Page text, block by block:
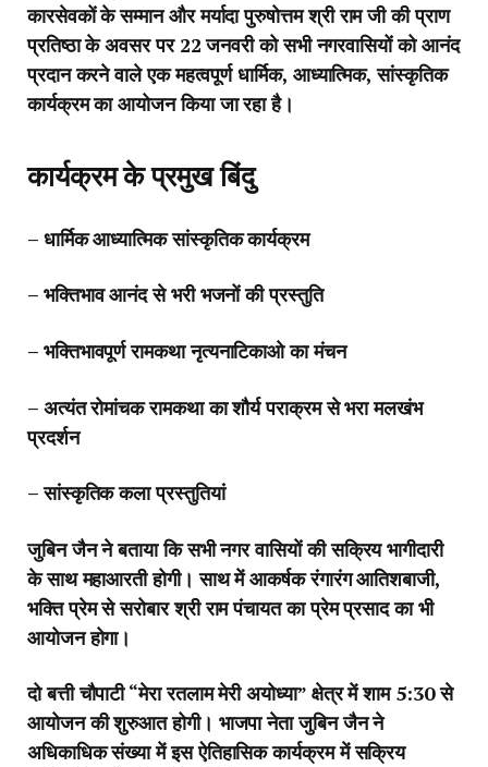
कारसेवकों के सम्मान और मर्यादा पुरुषोत्तम श्री राम जी की प्राण
प्रतिष्ठा के अवसर पर 22 जनवरी को सभी नगरवासियों को आनंद
प्रदान करने वाले एक महत्वपूर्ण धार्मिक, आध्यात्मिक, सांस्कृतिक
कार्यक्रम का आयोजन किया जा रहा है।
कार्यक्रम के प्रमुख बिंदु
– धार्मिक आध्यात्मिक सांस्कृतिक कार्यक्रम
– भक्तिभाव आनंद से भरी भजनों की प्रस्तुति
– भक्तिभावपूर्ण रामकथा नृत्यनाटिकाओ का मंचन
– अत्यंत रोमांचक रामकथा का शौर्य पराक्रम से भरा मलखंभ
प्रदर्शन
– सांस्कृतिक कला प्रस्तुतियां
जुबिन जैन ने बताया कि सभी नगर वासियों की सक्रिय भागीदारी
के साथ महाआरती होगी‌। साथ में आकर्षक रंगारंग आतिशबाजी,
भक्ति प्रेम से सरोबार श्री राम पंचायत का प्रेम प्रसाद का भी
आयोजन होगा।
दो बत्ती चौपाटी “मेरा रतलाम मेरी अयोध्या” क्षेत्र में शाम 5:30 से
आयोजन की शुरुआत होगी। भाजपा नेता जुबिन जैन ने
अधिकाधिक संख्या में इस ऐतिहासिक कार्यक्रम में सक्रिय